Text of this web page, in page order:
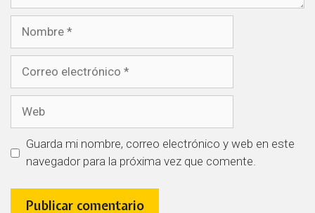
Guarda mi nombre, correo electrónico y web en este
navegador para la próxima vez que comente.